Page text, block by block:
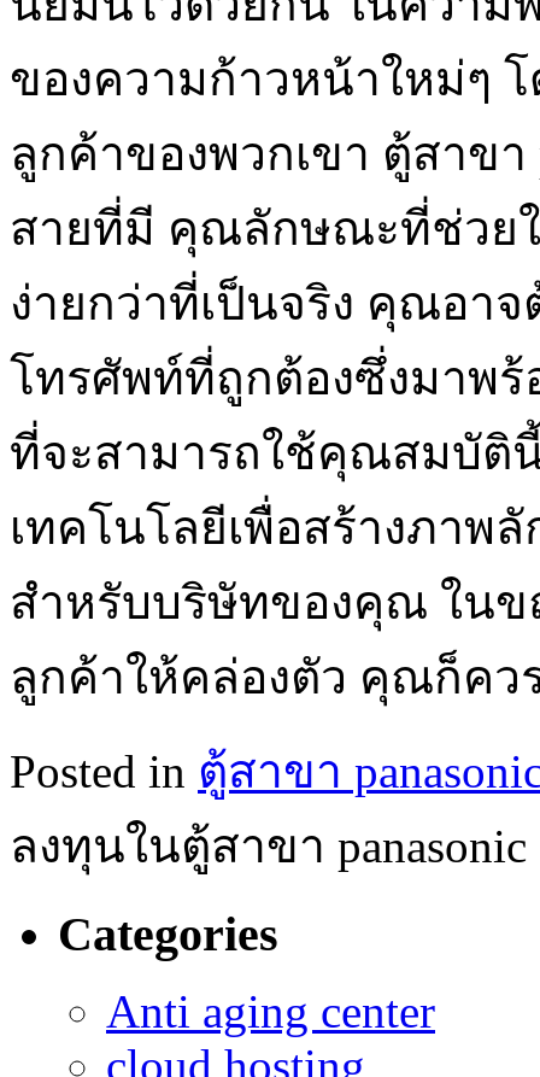
ของความก้าวหน้าใหม่ๆ
ลูกค้าของพวกเขา ตู้สาขา
สายที่มี คุณลักษณะที่ช่วย
ง่ายกว่าที่เป็นจริง คุณอา
โทรศัพท์ที่ถูกต้องซึ่งมาพ
ที่จะสามารถใช้คุณสมบัติ
เทคโนโลยีเพื่อสร้างภา
สำหรับบริษัทของคุณ ในข
ลูกค้าให้คล่องตัว คุณก็คว
Posted in ตู้สาขา
ลงทุนในตู้สาขา
Categories
Anti aging center
cloud hosting